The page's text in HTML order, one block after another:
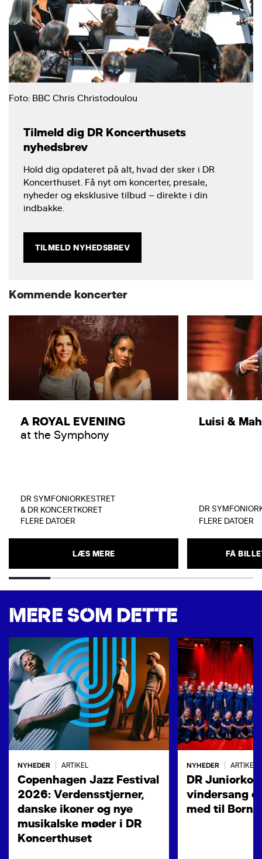
Foto: BBC Chris Christodoulou
Tilmeld dig DR Koncerthusets
nyhedsbrev
Hold dig opdateret på alt, hvad der sker i DR
Koncerthuset. Få nyt om koncerter, presale,
nyheder og eksklusive tilbud – direkte i din
indbakke.
TILMELD NYHEDSBREV
Kommende koncerter
A ROYAL EVENING
at the Symphony
DR SYMFONIORKESTRET
& DR KONCERTKORET
FLERE DATOER
LÆS MERE
Luisi &
DR
FLERE DATOER
FÅ
MERE SOM DETTE
NYHEDER ARTIKEL
Copenhagen Jazz Festival
2026: Verdensstjerner,
danske ikoner og nye
musikalske møder i DR
Koncerthuset
NYHEDER ARTIKEL
DR
vindersang
med til